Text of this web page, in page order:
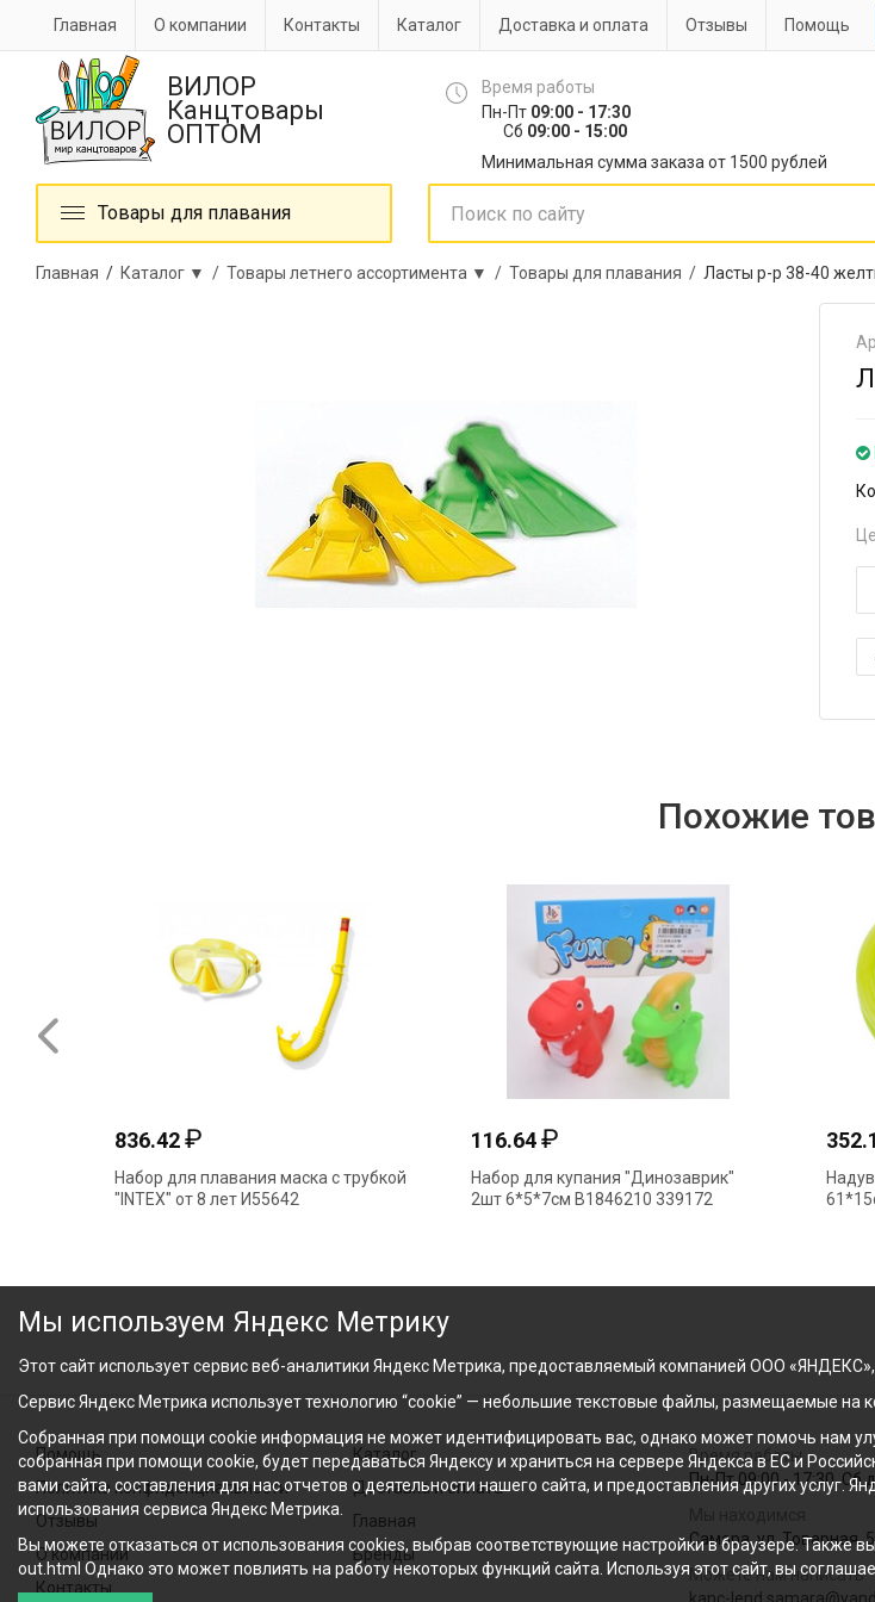
Главная О компании Контакты Каталог Доставка и оплата Отзывы Помощь
ВИЛОР
Канцтовары
ОПТОМ
Время работы
Пн-Пт 09:00 - 17:30
Сб 09:00 - 15:00
Минимальная сумма заказа от 1500 рублей
Товары для плавания
Главная / Каталог ▼ / Товары летнего ассортимента ▼ / Товары для плавания / Ласты р-р 38-40
Похожие
836.42₽
Набор для плавания маска с трубкой
"INTEX" от 8 лет И55642
116.64₽
Набор для купания "Динозаврик"
2шт 6*5*7см B1846210 339172
Помощь
Политика конфиденциальности
Отзывы
О компании
Контакты
Каталог
Доставка и оплата
Главная
Бренды
Время работы
Пн-Пт 09:00 - 17:30, Сб
Самара, ул. Товарная,
Можете нам написать
Мы используем Яндекс Метрику
Этот сайт использует сервис веб-аналитики Яндекс Метрика, предоставляемый компанией ООО
Сервис Яндекс Метрика использует технологию “cookie” — небольшие текстовые файлы, размещаемые на
Собранная при помощи cookie информация не может идентифицировать вас, однако может помочь нам
собранная при помощи cookie, будет передаваться Яндексу и храниться на сервере Яндекса в ЕС и
вами сайта, составления для нас отчетов о деятельности нашего сайта, и предоставления других услуг.
использования сервиса Яндекс Метрика.
Вы можете отказаться от использования cookies, выбрав соответствующие настройки в браузере.
out.html Однако это может повлиять на работу некоторых функций сайта. Используя этот сайт, вы